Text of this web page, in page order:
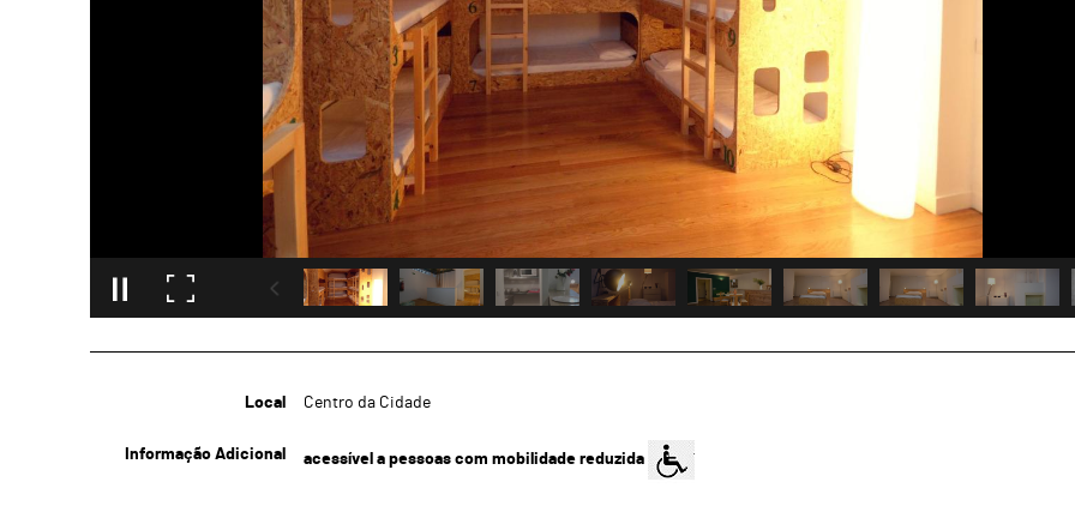
Local Centro da Cidade
Informação Adicional acessível a pessoas com mobilidade reduzida